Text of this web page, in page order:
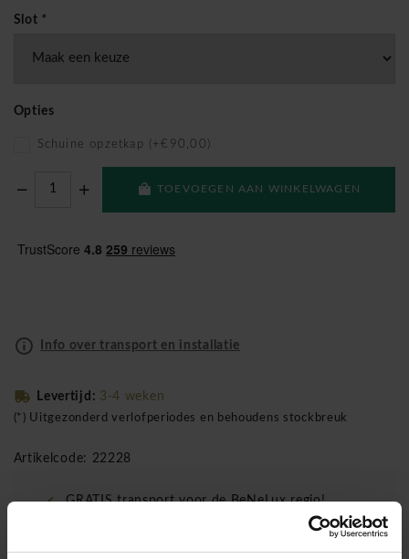
Slot *
Opties
Schuine opzetkap (+€90,00)
TOEVOEGEN AAN WINKELWAGEN
Info over transport en installatie
Levertijd: 3-4 weken
(*) Uitgezonderd verlofperiodes en behoudens stockbreuk
Artikelcode: 22228
GRATIS transport voor de BeNeLux regio!
Montage inclusief vanaf €1500 ( enkel voor de